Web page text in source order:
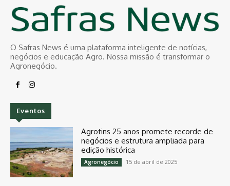
O Safras News é uma plataforma inteligente de notícias,
negócios e educação Agro. Nossa missão é transformar o
Agronegócio.
Eventos
Agrotins 25 anos promete recorde de
negócios e estrutura ampliada para
edição histórica
Agronegócio 15 de abril de 2025